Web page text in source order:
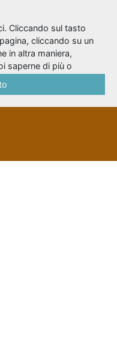
Cliccando sul tasto
cliccando su un
in altra maniera,
saperne di più o